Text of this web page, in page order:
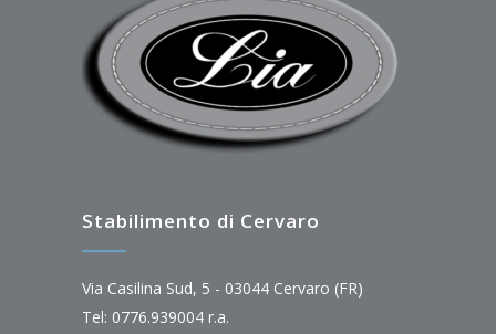
Stabilimento di Cervaro
Via Casilina Sud, 5 - 03044 Cervaro (FR)
Tel: 0776.939004 r.a.